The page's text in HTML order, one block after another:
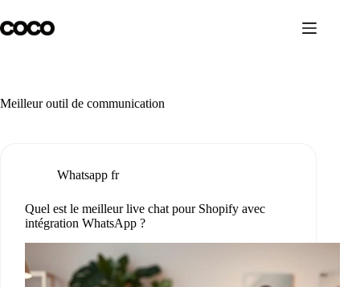
au
contenu
Meilleur outil de communication
Whatsapp fr
Quel est le meilleur live chat pour Shopify avec
intégration WhatsApp ?